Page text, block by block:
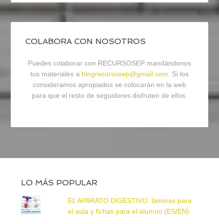
COLABORA CON NOSOTROS
Puedes colaborar con RECURSOSEP mandándonos
tus materiales a blogrecursosep@gmail.com. Si los
consideramos apropiados se colocarán en la web
para que el resto de seguidores disfruten de ellos.
LO MÁS POPULAR
EL APARATO DIGESTIVO: láminas para
el aula y fichas para el alumno (ES/EN)